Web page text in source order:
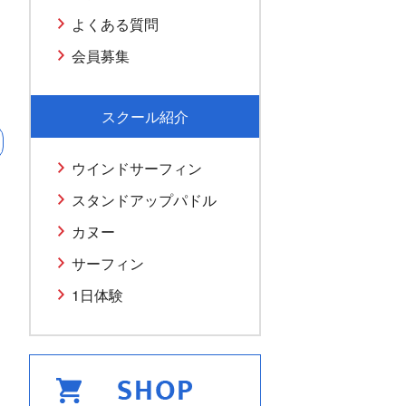
よくある質問
会員募集
スクール紹介
ウインドサーフィン
スタンドアップパドル
カヌー
サーフィン
1日体験